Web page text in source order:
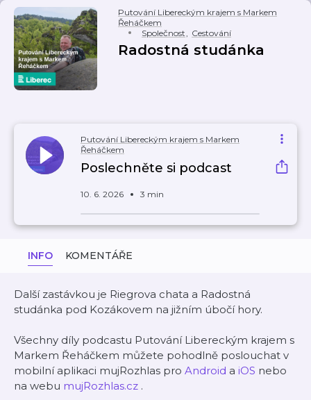
Putování Libereckým krajem s Markem
Řeháčkem
Společnost, Cestování
Radostná studánka
Putování Libereckým krajem s Markem
Řeháčkem
Poslechněte si podcast
10. 6. 2026 3 min
INFO KOMENTÁŘE
Další zastávkou je Riegrova chata a Radostná
studánka pod Kozákovem na jižním úbočí hory.
Všechny díly podcastu Putování Libereckým krajem s
Markem Řeháčkem můžete pohodlně poslouchat v
mobilní aplikaci mujRozhlas pro Android a iOS nebo
na webu mujRozhlas.cz .